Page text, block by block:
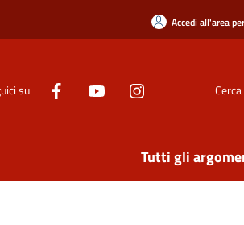
Accedi all'area
su Cerca
Tutti gli